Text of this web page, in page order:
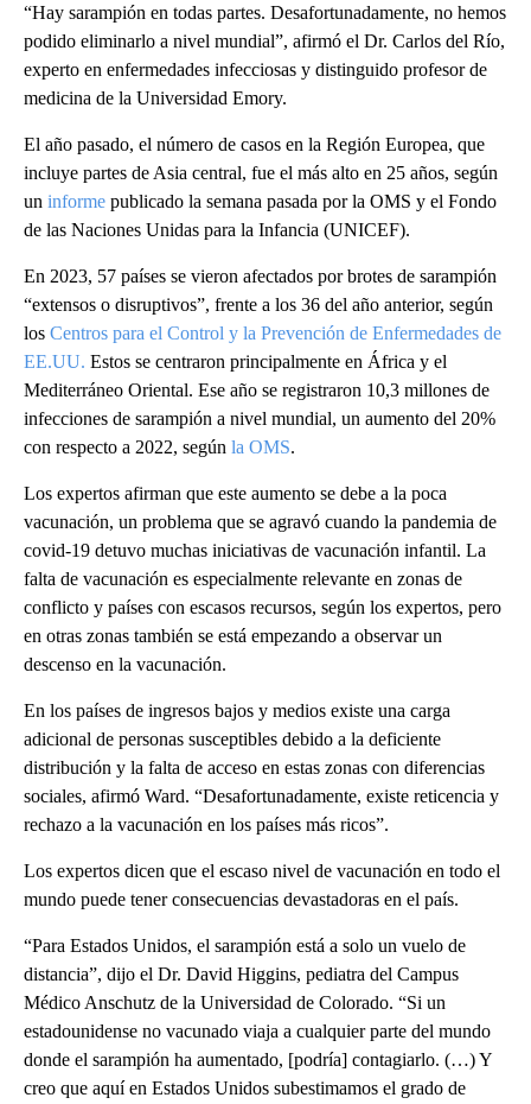
“Hay sarampión en todas partes. Desafortunadamente, no hemos
podido eliminarlo a nivel mundial”, afirmó el Dr. Carlos del Río,
experto en enfermedades infecciosas y distinguido profesor de
medicina de la Universidad Emory.
El año pasado, el número de casos en la Región Europea, que
incluye partes de Asia central, fue el más alto en 25 años, según
un informe publicado la semana pasada por la OMS y el Fondo
de las Naciones Unidas para la Infancia (UNICEF).
En 2023, 57 países se vieron afectados por brotes de sarampión
“extensos o disruptivos”, frente a los 36 del año anterior, según
los Centros para el Control y la Prevención de Enfermedades de
EE.UU. Estos se centraron principalmente en África y el
Mediterráneo Oriental. Ese año se registraron 10,3 millones de
infecciones de sarampión a nivel mundial, un aumento del 20%
con respecto a 2022, según la OMS.
Los expertos afirman que este aumento se debe a la poca
vacunación, un problema que se agravó cuando la pandemia de
covid-19 detuvo muchas iniciativas de vacunación infantil. La
falta de vacunación es especialmente relevante en zonas de
conflicto y países con escasos recursos, según los expertos, pero
en otras zonas también se está empezando a observar un
descenso en la vacunación.
En los países de ingresos bajos y medios existe una carga
adicional de personas susceptibles debido a la deficiente
distribución y la falta de acceso en estas zonas con diferencias
sociales, afirmó Ward. “Desafortunadamente, existe reticencia y
rechazo a la vacunación en los países más ricos”.
Los expertos dicen que el escaso nivel de vacunación en todo el
mundo puede tener consecuencias devastadoras en el país.
“Para Estados Unidos, el sarampión está a solo un vuelo de
distancia”, dijo el Dr. David Higgins, pediatra del Campus
Médico Anschutz de la Universidad de Colorado. “Si un
estadounidense no vacunado viaja a cualquier parte del mundo
donde el sarampión ha aumentado, [podría] contagiarlo. (…) Y
creo que aquí en Estados Unidos subestimamos el grado de